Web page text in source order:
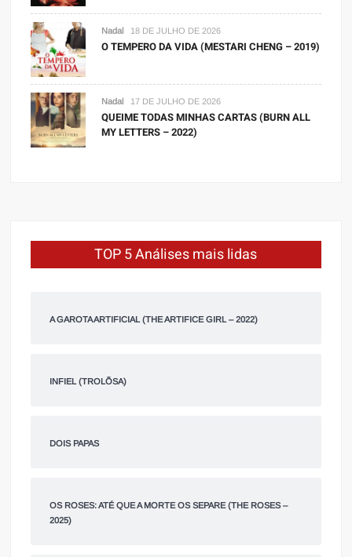
Nadal 18 DE JULHO DE 2026
O TEMPERO DA VIDA (MESTARI CHENG – 2019)
Nadal 17 DE JULHO DE 2026
QUEIME TODAS MINHAS CARTAS (BURN ALL
MY LETTERS – 2022)
TOP 5 Análises mais lidas
A GAROTA ARTIFICIAL (THE ARTIFICE GIRL – 2022)
INFIEL (TROLÕSA)
DOIS PAPAS
OS ROSES: ATÉ QUE A MORTE OS SEPARE (THE ROSES –
2025)